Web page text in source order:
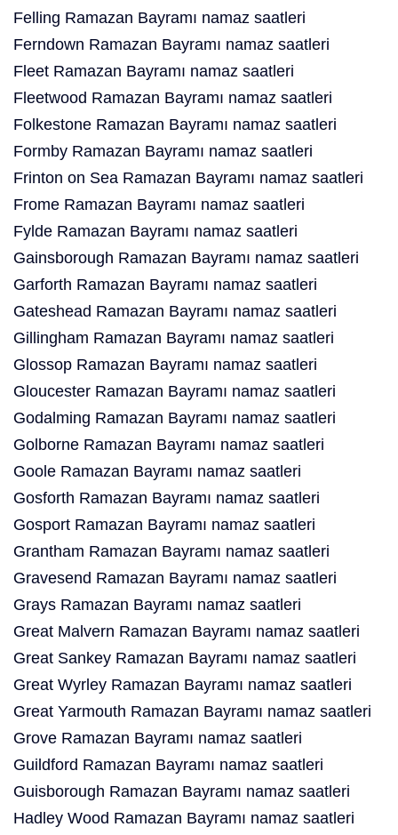
Felling Ramazan Bayramı namaz saatleri
Ferndown Ramazan Bayramı namaz saatleri
Fleet Ramazan Bayramı namaz saatleri
Fleetwood Ramazan Bayramı namaz saatleri
Folkestone Ramazan Bayramı namaz saatleri
Formby Ramazan Bayramı namaz saatleri
Frinton on Sea Ramazan Bayramı namaz saatleri
Frome Ramazan Bayramı namaz saatleri
Fylde Ramazan Bayramı namaz saatleri
Gainsborough Ramazan Bayramı namaz saatleri
Garforth Ramazan Bayramı namaz saatleri
Gateshead Ramazan Bayramı namaz saatleri
Gillingham Ramazan Bayramı namaz saatleri
Glossop Ramazan Bayramı namaz saatleri
Gloucester Ramazan Bayramı namaz saatleri
Godalming Ramazan Bayramı namaz saatleri
Golborne Ramazan Bayramı namaz saatleri
Goole Ramazan Bayramı namaz saatleri
Gosforth Ramazan Bayramı namaz saatleri
Gosport Ramazan Bayramı namaz saatleri
Grantham Ramazan Bayramı namaz saatleri
Gravesend Ramazan Bayramı namaz saatleri
Grays Ramazan Bayramı namaz saatleri
Great Malvern Ramazan Bayramı namaz saatleri
Great Sankey Ramazan Bayramı namaz saatleri
Great Wyrley Ramazan Bayramı namaz saatleri
Great Yarmouth Ramazan Bayramı namaz saatleri
Grove Ramazan Bayramı namaz saatleri
Guildford Ramazan Bayramı namaz saatleri
Guisborough Ramazan Bayramı namaz saatleri
Hadley Wood Ramazan Bayramı namaz saatleri